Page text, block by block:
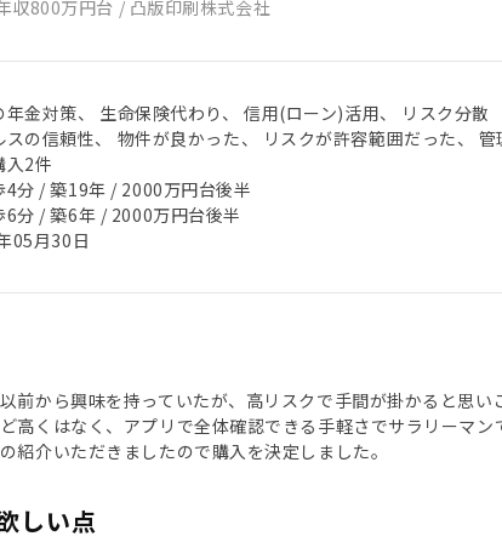
収800万円台 / 凸版印刷株式会社
年金対策、 生命保険代わり、 信用(ローン)活用、 リスク分散
スの信頼性、 物件が良かった、 リスクが許容範囲だった、
入2件
4分 / 築19年 / 2000万円台後半
6分 / 築6年 / 2000万円台後半
05月30日
前から興味を持っていたが、高リスクで手間が掛かると思い
高くはなく、アプリで全体確認できる手軽さでサラリーマ
紹介いただきましたので購入を決定しました。
しい点